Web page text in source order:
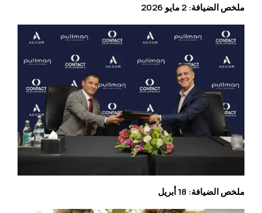
ملخص الضيافة: 2 مايو 2026
ملخص الضيافة: 18 أبريل